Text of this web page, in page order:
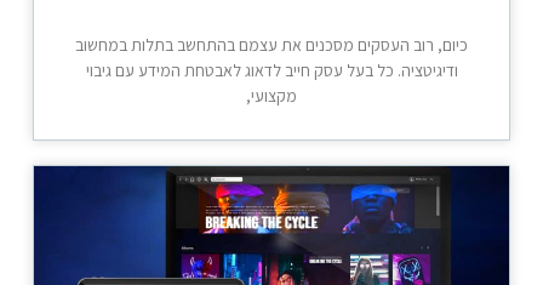
כיום, רוב העסקים מסכנים את עצמם בהתחשב בתלות במחשוב
ודיגיטציה. כל בעל עסק חייב לדאוג לאבטחת המידע עם גיבוי
מקצועי,